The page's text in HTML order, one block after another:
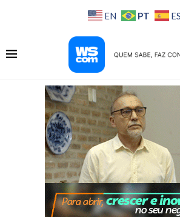
EN PT ES